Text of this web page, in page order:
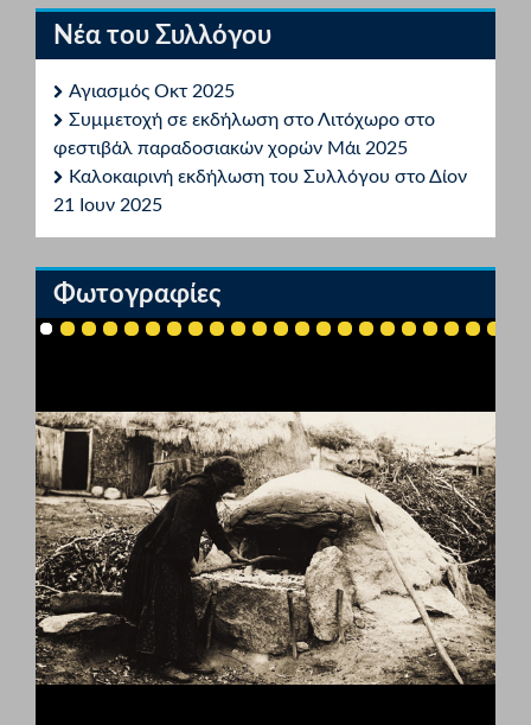
Νέα του Συλλόγου
Αγιασμός Οκτ 2025
Συμμετοχή σε εκδήλωση στο Λιτόχωρο στο
φεστιβάλ παραδοσιακών χορών Μάι 2025
Καλοκαιρινή εκδήλωση του Συλλόγου στο Δίον
21 Ιουν 2025
Φωτογραφίες